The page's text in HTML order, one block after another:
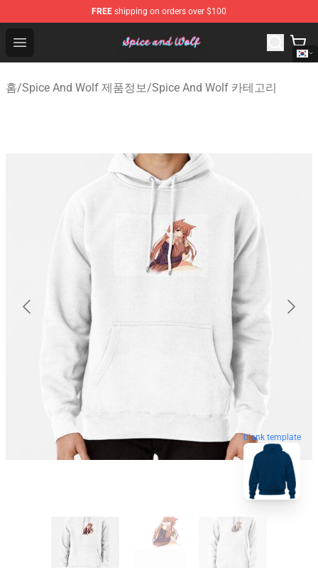
FREE shipping on orders over $100
Open menu
Spice And Wolf Store - Official Spice And Wolf
홈/Spice And Wolf 제품정보/Spice And Wolf 카테고리
blank template